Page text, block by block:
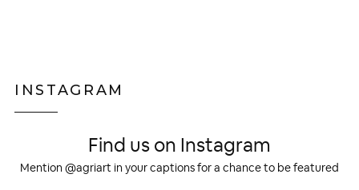
INSTAGRAM
Find us on Instagram
Mention @agriart in your captions for a chance to be featured